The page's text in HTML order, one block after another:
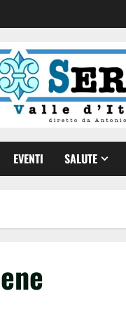
EVENTI SALUTE